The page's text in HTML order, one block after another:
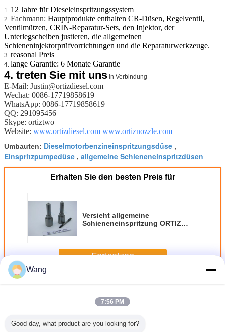
1. 12 Jahre für Dieseleinspritzungssystem
2. Fachmann: Hauptprodukte enthalten CR-Düsen, Regelventil,
Ventilmützen, CRIN-Reparatur-Sets, den Injektor, der
Unterlegscheiben justieren, die allgemeinen
Schieneninjektorprüfvorrichtungen und die Reparaturwerkzeuge.
3. reasonal Preis
4. lange Garantie: 6 Monate Garantie
4. treten Sie mit uns in Verbindung
E-Mail: Justin@ortizdiesel.com
Wechat: 0086-17719858619
WhatsApp: 0086-17719858619
QQ: 291095456
Skype: ortiztwo
Website: www.ortizdiesel.com www.ortiznozzle.com
Umbauten: Dieselmotorbenzineinspritzungsdüse ,
Einspritzpumpedüse , allgemeine Schieneneinspritzdüsen
Erhalten Sie den besten Preis für
Versieht allgemeine
Schieneneinspritzung ORTIZ
DLLA150P2439 mit einer Düse
Fortsetzen
MehrBosch-Einspritzdüse
Wang
7:56 PM
Good day, what product are you looking for?